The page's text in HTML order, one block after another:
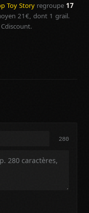
Toy Story regroupe 17
21€, dont 1 grail.
280